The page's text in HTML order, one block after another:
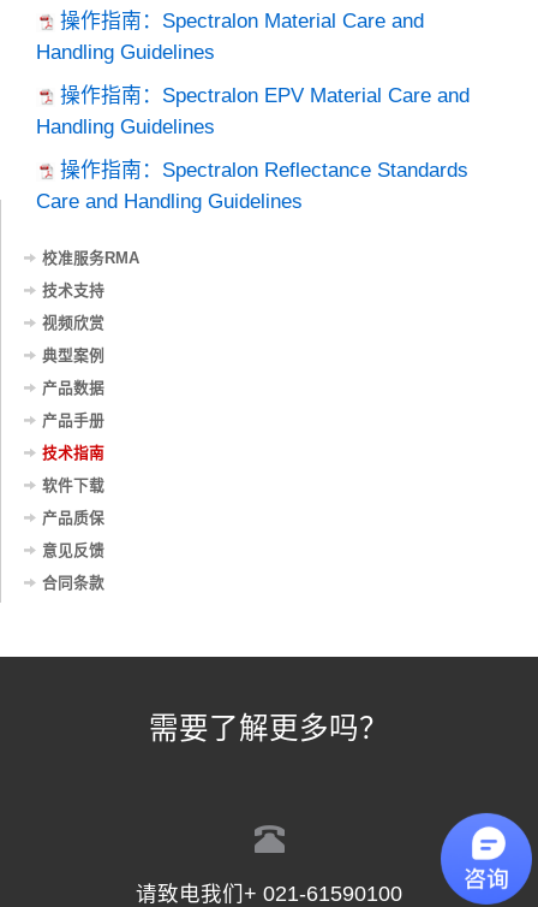
操作指南：Spectralon Material Care and
Handling Guidelines
操作指南：Spectralon EPV Material Care and
Handling Guidelines
操作指南：Spectralon Reflectance Standards
Care and Handling Guidelines
校准服务RMA
技术支持
视频欣赏
典型案例
产品数据
产品手册
技术指南
软件下载
产品质保
意见反馈
合同条款
需要了解更多吗？
请致电我们+ 021-61590100